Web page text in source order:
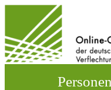
wechseln